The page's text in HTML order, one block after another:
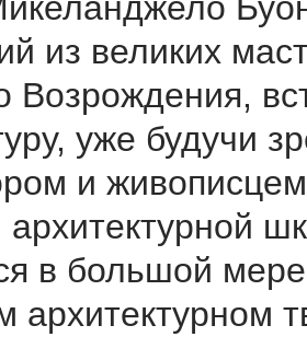
из великих
Возрождения,
уже будучи
и
в большой
архитектурном